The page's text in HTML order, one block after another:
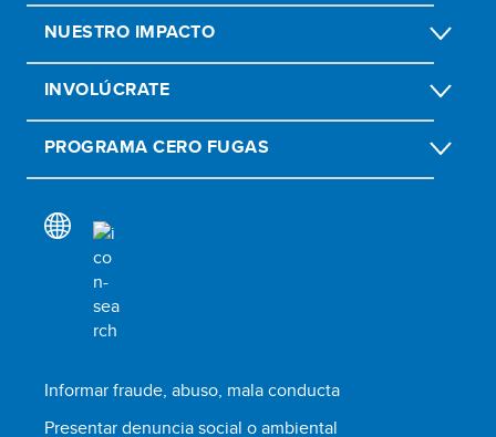
NUESTRO IMPACTO
INVOLÚCRATE
PROGRAMA CERO FUGAS
Informar fraude, abuso, mala conducta
Presentar denuncia social o ambiental